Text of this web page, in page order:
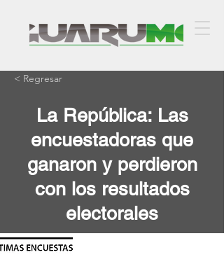
< Regresar
La República: Las
encuestadoras que
ganaron y perdieron
con los resultados
electorales